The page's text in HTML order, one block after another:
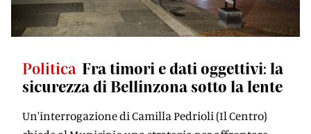
Politica Fra timori e dati oggettivi: la
sicurezza di Bellinzona sotto la lente
Un'interrogazione di Camilla Pedrioli (Il Centro)